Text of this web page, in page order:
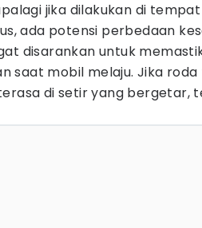
jika dilakukan di
ada potensi perbedaan
disarankan untuk
saat mobil melaju. Jika roda
di setir yang bergetar,